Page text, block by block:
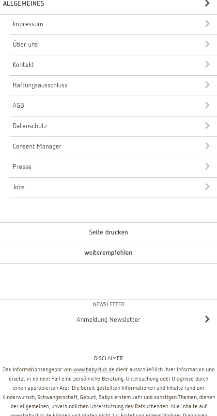
ALLGEMEINES
Impressum
Über uns
Kontakt
Haftungsausschluss
AGB
Datenschutz
Consent Manager
Presse
Jobs
Seite drucken
weiterempfehlen
NEWSLETTER
Anmeldung Newsletter
DISCLAIMER
Das Informationsangebot von www.babyclub.de dient ausschließlich Ihrer Information und
ersetzt in keinem Fall eine persönliche Beratung, Untersuchung oder Diagnose durch
einen approbierten Arzt. Die bereit gestellten Informationen und Inhalte rund um
Kinderwunsch, Schwangerschaft, Geburt, Babys erstem Jahr und sonstigen Themen, dienen
der allgemeinen, unverbindlichen Unterstützung des Ratsuchenden. Alle Inhalte auf